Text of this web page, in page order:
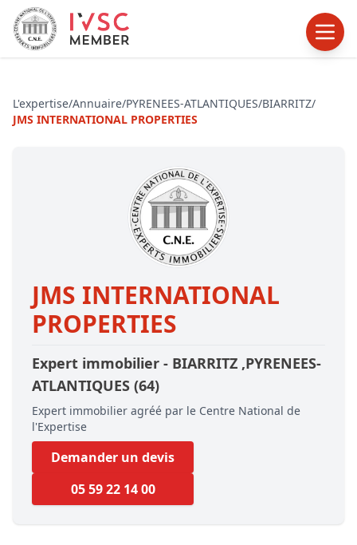
L'expertise/Annuaire/PYRENEES-ATLANTIQUES/BIARRITZ/
JMS INTERNATIONAL PROPERTIES
JMS INTERNATIONAL
PROPERTIES
Expert immobilier - BIARRITZ ,PYRENEES-
ATLANTIQUES (64)
Expert immobilier agréé par le Centre National de
l'Expertise
Demander un devis
05 59 22 14 00